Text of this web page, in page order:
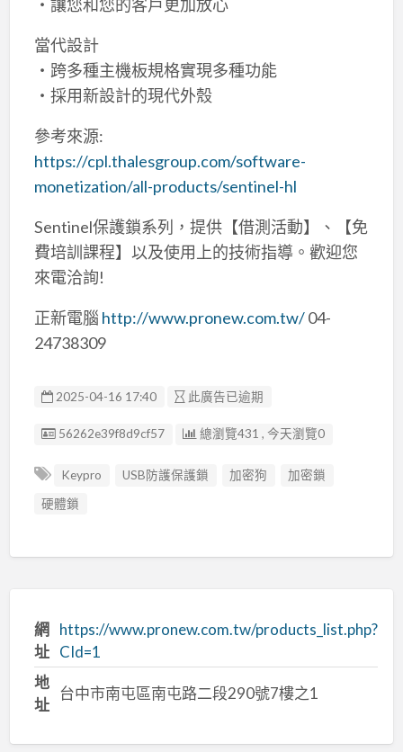
‧讓您和您的客戶更加放心
當代設計
‧跨多種主機板規格實現多種功能
‧採用新設計的現代外殼
參考來源:
https://cpl.thalesgroup.com/software-
monetization/all-products/sentinel-hl
Sentinel保護鎖系列，提供【借測活動】、【免
費培訓課程】以及使用上的技術指導。歡迎您
來電洽詢!
正新電腦 http://www.pronew.com.tw/04-
24738309
2025-04-16 17:40 此廣告已逾期
廣告编號
56262e39f8d9cf57 總瀏覽431 , 今天瀏覽0
Keypro USB防護保護鎖 加密狗
加密鎖
硬體鎖
網
址
https://www.pronew.com.tw/products_list.php?
CId=1
地
址
台中市南屯區南屯路二段290號7樓之1